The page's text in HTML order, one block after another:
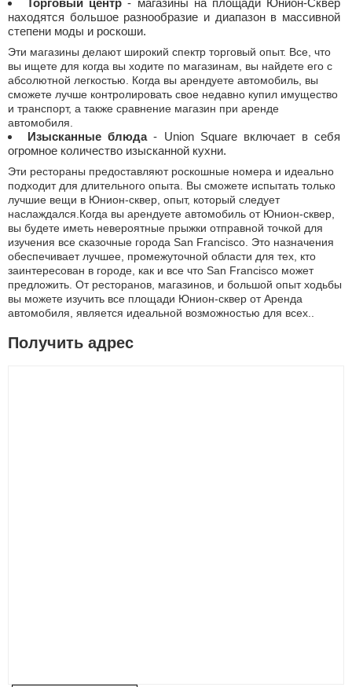
Торговый центр - магазины на площади Юнион-Сквер
находятся большое разнообразие и диапазон в массивной
степени моды и роскоши.
Эти магазины делают широкий спектр торговый опыт. Все, что
вы ищете для когда вы ходите по магазинам, вы найдете его с
абсолютной легкостью. Когда вы арендуете автомобиль, вы
сможете лучше контролировать свое недавно купил имущество
и транспорт, а также сравнение магазин при аренде
автомобиля.
Изысканные блюда- Union Square включает в себя
огромное количество изысканной кухни.
Эти рестораны предоставляют роскошные номера и идеально
подходит для длительного опыта. Вы сможете испытать только
лучшие вещи в Юнион-сквер, опыт, который следует
наслаждался.Когда вы арендуете автомобиль от Юнион-сквер,
вы будете иметь невероятные прыжки отправной точкой для
изучения все сказочные города San Francisco. Это назначения
обеспечивает лучшее, промежуточной области для тех, кто
заинтересован в городе, как и все что San Francisco может
предложить. От ресторанов, магазинов, и большой опыт ходьбы
вы можете изучить все площади Юнион-сквер от Аренда
автомобиля, является идеальной возможностью для всех..
Получить адрес